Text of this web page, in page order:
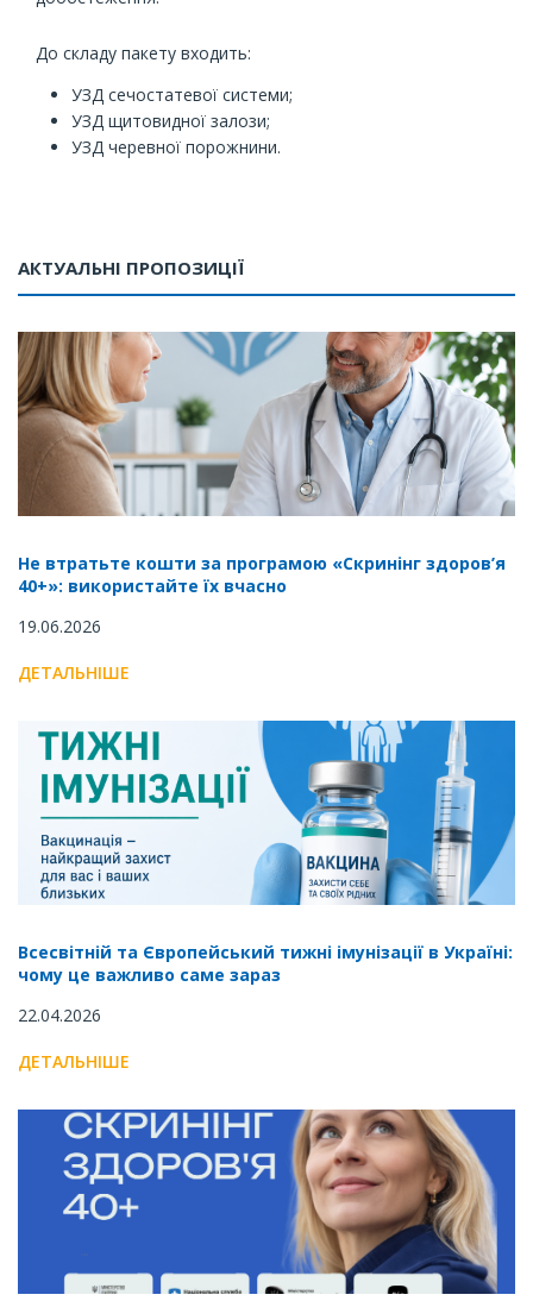
До складу пакету входить:
УЗД сечостатевої системи;
УЗД щитовидної залози;
УЗД черевної порожнини.
АКТУАЛЬНІ ПРОПОЗИЦІЇ
Не втратьте кошти за програмою «Скринінг здоров’я
40+»: використайте їх вчасно
19.06.2026
ДЕТАЛЬНІШЕ
Всесвітній та Європейський тижні імунізації в Україні:
чому це важливо саме зараз
22.04.2026
ДЕТАЛЬНІШЕ